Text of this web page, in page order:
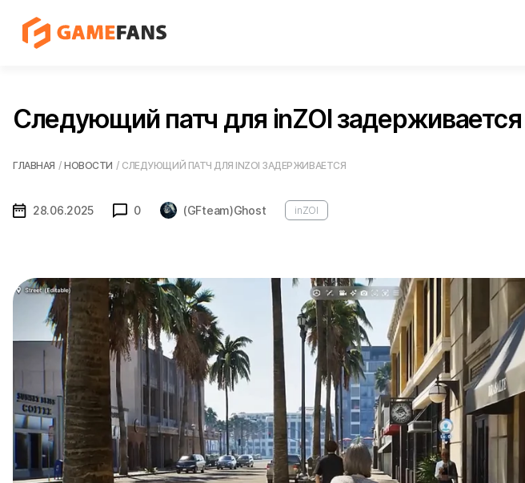
Следующий патч для inZOI задерживается
ГЛАВНАЯ / НОВОСТИ / СЛЕДУЮЩИЙ ПАТЧ ДЛЯ INZOI ЗАДЕРЖИВАЕТСЯ
28.06.2025 0 (GFteam)Ghost inZOI